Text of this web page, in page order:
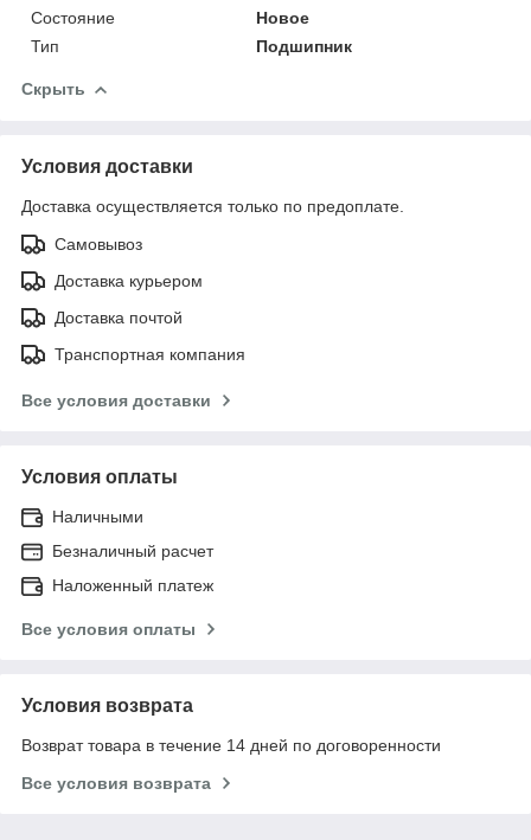
Состояние
Новое
Тип
Подшипник
Скрыть
Условия доставки
Доставка осуществляется только по предоплате.
Самовывоз
Доставка курьером
Доставка почтой
Транспортная компания
Все условия доставки
Условия оплаты
Наличными
Безналичный расчет
Наложенный платеж
Все условия оплаты
Условия возврата
Возврат товара в течение 14 дней по договоренности
Все условия возврата